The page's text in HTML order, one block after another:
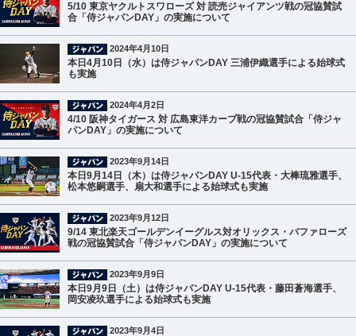
5/10 東京ヤクルトスワローズ 対 読売ジャイアンツ戦の冠協賛試
合「侍ジャパンDAY」の実施について
2024年4月10日
本日4月10日（水）は侍ジャパンDAY 三浦伊織選手による始球式
も実施
2024年4月2日
4/10 阪神タイガース 対 広島東洋カープ戦の冠協賛試合「侍ジャ
パンDAY」の実施について
2023年9月14日
本日9月14日（木）は侍ジャパンDAY U-15代表・大棒琉雅選手、
松本悠嗣選手、扇大和選手による始球式も実施
2023年9月12日
9/14 東北楽天ゴールデンイーグルス対オリックス・バファローズ
戦の冠協賛試合「侍ジャパンDAY」の実施について
2023年9月9日
本日9月9日（土）は侍ジャパンDAY U-15代表・藤田蒼海選手、
岡安凌玖選手による始球式も実施
2023年9月4日